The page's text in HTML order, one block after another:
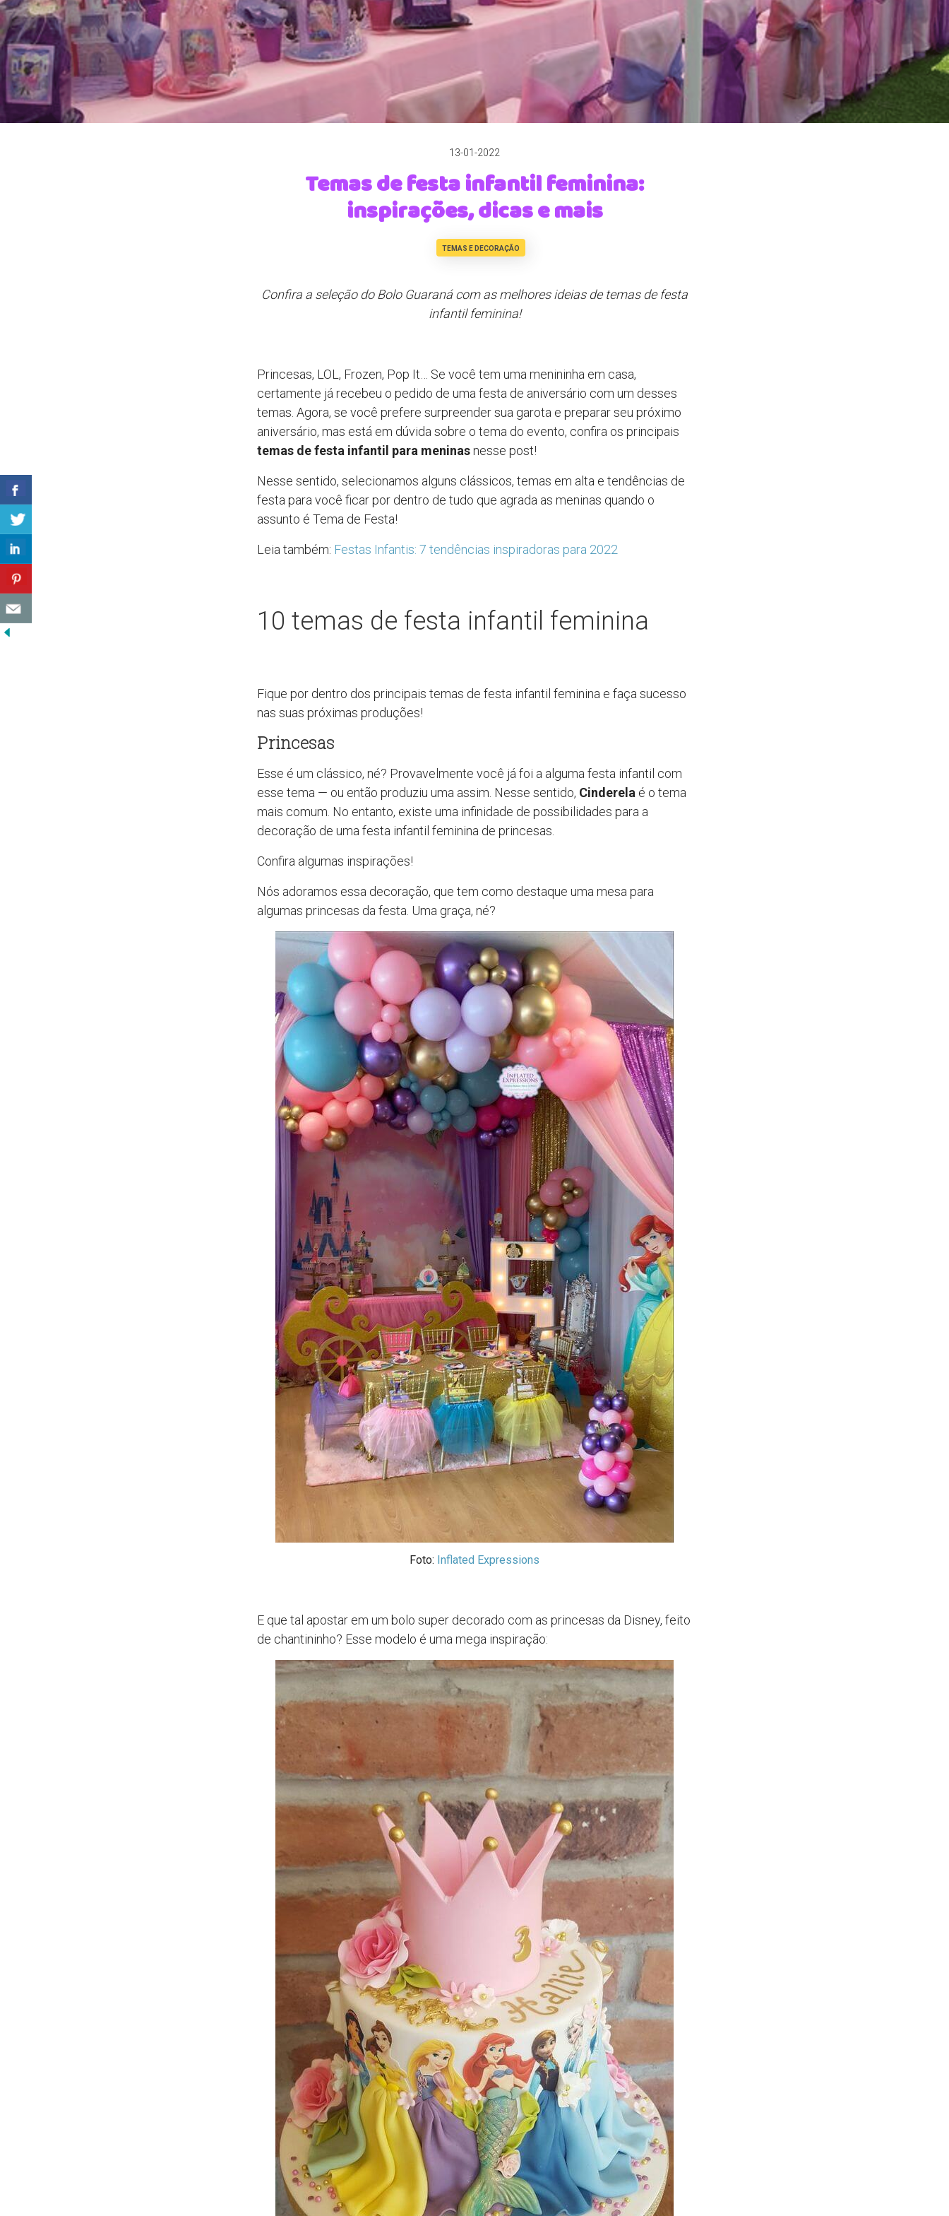
13-01-2022
Temas de festa infantil feminina:
inspirações, dicas e mais
TEMAS E DECORAÇÃO
Confira a seleção do Bolo Guaraná com as melhores ideias de temas de festa
infantil feminina!
Princesas, LOL, Frozen, Pop It… Se você tem uma menininha em casa,
certamente já recebeu o pedido de uma festa de aniversário com um desses
temas. Agora, se você prefere surpreender sua garota e preparar seu próximo
aniversário, mas está em dúvida sobre o tema do evento, confira os principais
temas de festa infantil para meninasnesse post!
Nesse sentido, selecionamos alguns clássicos, temas em alta e tendências de
festa para você ficar por dentro de tudo que agrada as meninas quando o
assunto é Tema de Festa!
Leia também: Festas Infantis: 7 tendências inspiradoras para 2022
10 temas de festa infantil feminina
Fique por dentro dos principais temas de festa infantil feminina e faça sucesso
nas suas próximas produções!
Princesas
Esse é um clássico, né? Provavelmente você já foi a alguma festa infantil com
esse tema — ou então produziu uma assim. Nesse sentido, Cinderela é o tema
mais comum. No entanto, existe uma infinidade de possibilidades para a
decoração de uma festa infantil feminina de princesas.
Confira algumas inspirações!
Nós adoramos essa decoração, que tem como destaque uma mesa para
algumas princesas da festa. Uma graça, né?
Foto: Inflated Expressions
E que tal apostar em um bolo super decorado com as princesas da Disney, feito
de chantininho? Esse modelo é uma mega inspiração: